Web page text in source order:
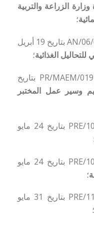
الزراعة والتربية
؛
رقم 48/AN/06/6ème L بتاريخ 19 أبريل
الغذائية؛
رقم 2009-0197/PR/MAEM بتاريخ
وسير عمل المختبر
رقم 2021-105/PRE بتاريخ 24 مايو
رقم 2021-106/PRE بتاريخ 24 مايو
؛
رقم 2021-114/PRE بتاريخ 31 مايو
؛